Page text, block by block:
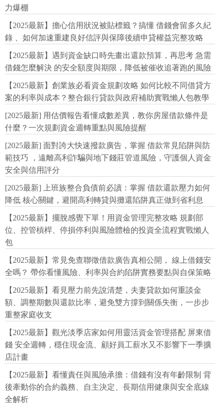
力爆棚
【2025最新】擔心信用狀況被貼標籤？搞懂 借錢會留多久紀
錄 、如何加速重建良好信評與保障後續申貸權益完整攻略
【2025最新】遇到資金缺口時先畫出還款預算，再思考 急需
借錢怎麼解決 的安全額度與期限，降低被催收追著跑的風險
【2025最新】創業族必看資金規劃攻略 如何比較不同借貸方
案的利率與成本？整合銀行貸款與政府補助實戰懶人包教學
[2025最新] 用估價報告看懂成數差異，教你房屋借款條件是
什麼？一次規劃資金週轉重點與風險提醒
[2025最新] 面對誇大快速撥款廣告，掌握 借款常見陷阱與防
範技巧 ，遠離高利詐騙與地下錢莊管道風險，守護個人資金
安全與信用評分
[2025最新] 上班族整合負債前必讀：掌握 借款還款壓力如何
降低 核心關鍵，避開高利轉貸與攤還陷阱真正做到省利息
【2025最新】擺脫感覺下單！用資金管理完整攻略 規劃部
位、控管槓桿、停損停利與風險體檢的投資全流程實戰懶人
包
【2025最新】常見免查聯徵借款廣告真相公開， 線上借錢安
全嗎？ 帶你看懂風險、利率與合約陷阱實務要點與自保策略
【2025最新】看見壓力前先說清楚，夫妻貸款如何重談金
額、調整期數與還款比率，避免雙方撐到關係失衡，一步步
重整家庭收支
【2025最新】觀光淡季店家如何用靈活資金管理搭配 屏東借
錢 安全週轉，穩住現金流、顧好員工薪水又不影響下一季擴
店計畫
【2025最新】看懂責任與風險承擔：借錢有沒有年齡限制 背
後牽動你的合約義務、自主決定、長期信用健康與安全底線
全解析